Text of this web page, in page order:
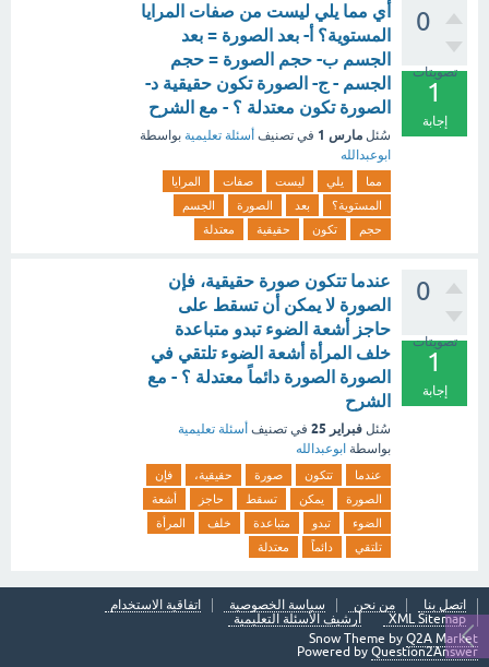
0
تصويتات
1
إجابة
أي مما يلي ليست من صفات المرايا
المستوية؟ أ- بعد الصورة = بعد
الجسم ب- حجم الصورة = حجم
الجسم - ج- الصورة تكون حقيقية د-
الصورة تكون معتدلة ؟ - مع الشرح
سُئل مارس 1 في تصنيف أسئلة تعليمية بواسطة
ابوعبدالله
مما يلي ليست صفات
المرايا
المستوية؟
بعد الصورة
الجسم
حجم
تكون حقيقية معتدلة
0
تصويتات
1
إجابة
عندما تتكون صورة حقيقية، فإن
الصورة لا يمكن أن تسقط على
حاجز أشعة الضوء تبدو متباعدة
خلف المرأة أشعة الضوء تلتقي في
الصورة الصورة دائماً معتدلة ؟ - مع
الشرح
سُئل فبراير 25 في تصنيف أسئلة تعليمية
بواسطة ابوعبدالله
عندما تتكون صورة حقيقية،
فإن
الصورة
يمكن تسقط حاجز
أشعة
الضوء
تبدو متباعدة خلف
المرأة
تلتقي
دائماً معتدلة
اتصل بنا من نحن سياسة الخصوصية
اتفاقية الاستخدام
XML Sitemap
أرشيف الأسئلة التعليمية
Snow Theme by Q2A Market
Powered by Question2Answer